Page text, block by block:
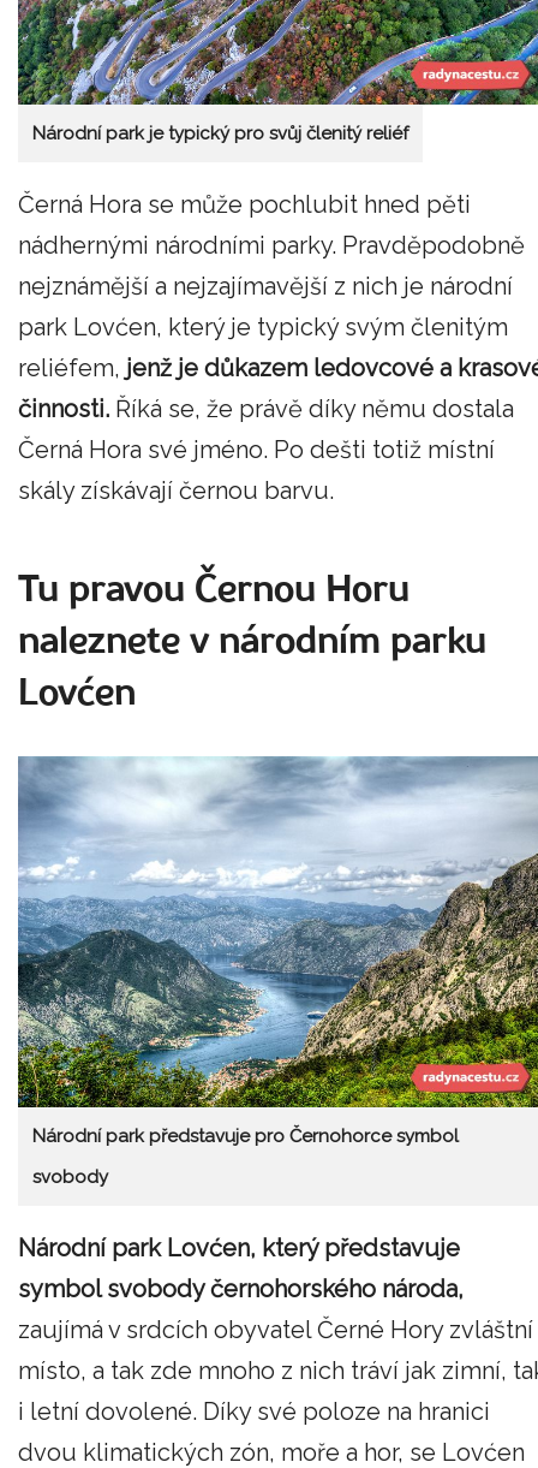
Národní park je typický pro svůj členitý reliéf
Černá Hora se může pochlubit hned pěti
nádhernými národními parky. Pravděpodobně
nejznámější a nejzajímavější z nich je národní
park Lovćen, který je typický svým členitým
reliéfem, jenž je důkazem ledovcové a
činnosti. Říká se, že právě díky němu dostala
Černá Hora své jméno. Po dešti totiž místní
skály získávají černou barvu.
Tu pravou Černou Horu
naleznete v národním parku
Lovćen
Národní park představuje pro Černohorce symbol
svobody
Národní park Lovćen, který představuje
symbol svobody černohorského národa,
zaujímá v srdcích obyvatel Černé Hory zvláštní
místo, a tak zde mnoho z nich tráví jak zimní,
i letní dovolené. Díky své poloze na hranici
dvou klimatických zón, moře a hor, se Lovćen